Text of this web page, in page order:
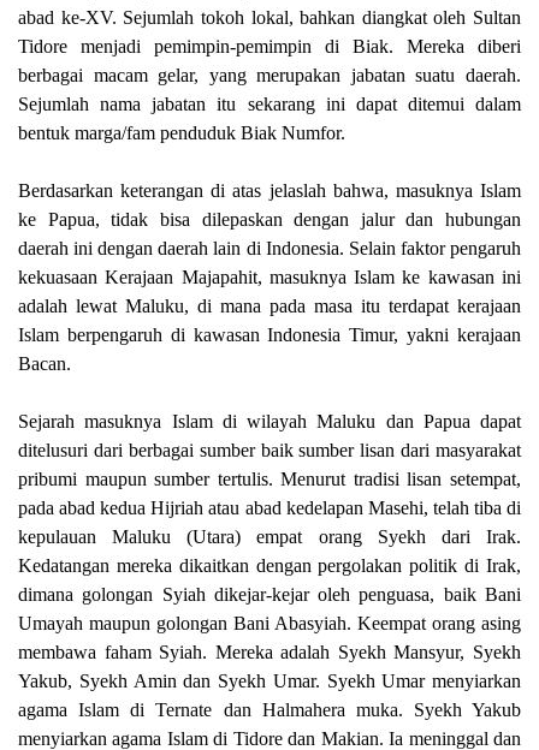
abad ke-XV. Sejumlah tokoh lokal, bahkan diangkat oleh Sultan
Tidore menjadi pemimpin-pemimpin di Biak. Mereka diberi
berbagai macam gelar, yang merupakan jabatan suatu daerah.
Sejumlah nama jabatan itu sekarang ini dapat ditemui dalam
bentuk marga/fam penduduk Biak Numfor.
Berdasarkan keterangan di atas jelaslah bahwa, masuknya Islam
ke Papua, tidak bisa dilepaskan dengan jalur dan hubungan
daerah ini dengan daerah lain di Indonesia. Selain faktor pengaruh
kekuasaan Kerajaan Majapahit, masuknya Islam ke kawasan ini
adalah lewat Maluku, di mana pada masa itu terdapat kerajaan
Islam berpengaruh di kawasan Indonesia Timur, yakni kerajaan
Bacan.
Sejarah masuknya Islam di wilayah Maluku dan Papua dapat
ditelusuri dari berbagai sumber baik sumber lisan dari masyarakat
pribumi maupun sumber tertulis. Menurut tradisi lisan setempat,
pada abad kedua Hijriah atau abad kedelapan Masehi, telah tiba di
kepulauan Maluku (Utara) empat orang Syekh dari Irak.
Kedatangan mereka dikaitkan dengan pergolakan politik di Irak,
dimana golongan Syiah dikejar-kejar oleh penguasa, baik Bani
Umayah maupun golongan Bani Abasyiah. Keempat orang asing
membawa faham Syiah. Mereka adalah Syekh Mansyur, Syekh
Yakub, Syekh Amin dan Syekh Umar. Syekh Umar menyiarkan
agama Islam di Ternate dan Halmahera muka. Syekh Yakub
menyiarkan agama Islam di Tidore dan Makian. Ia meninggal dan